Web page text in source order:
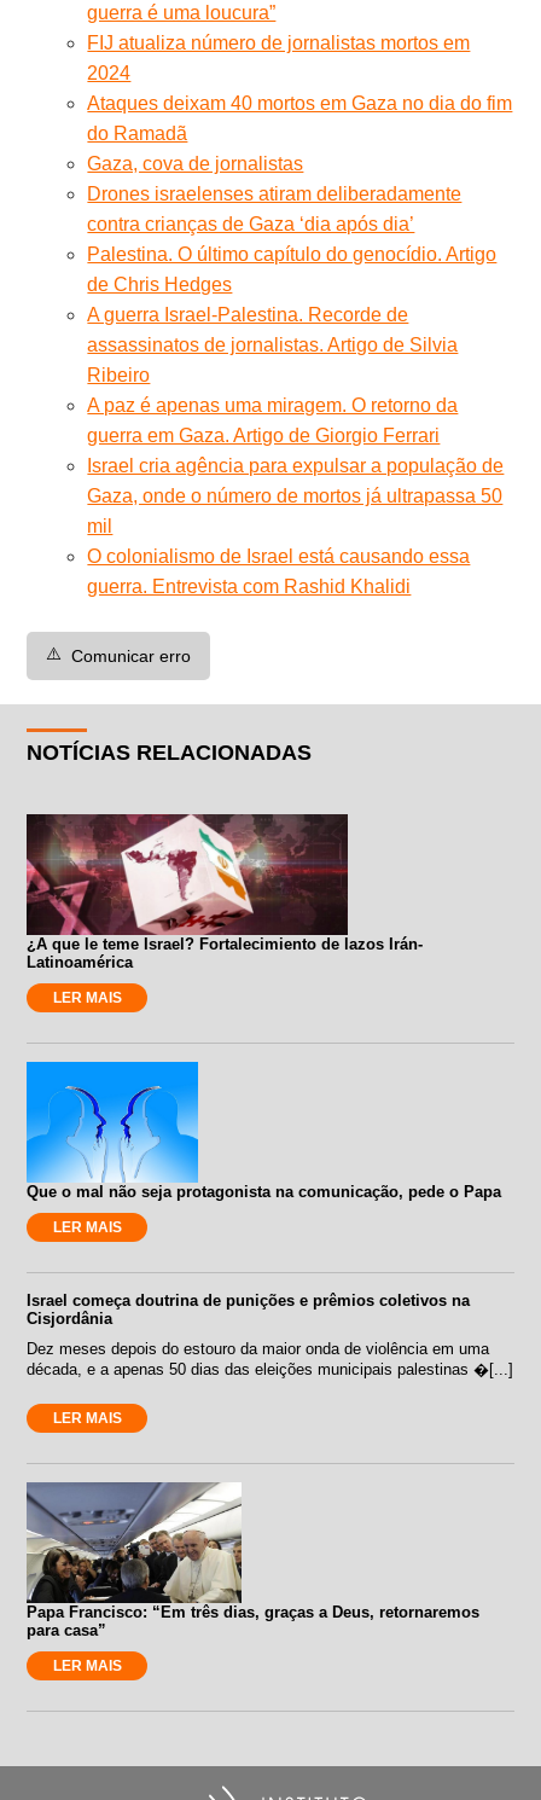
guerra é uma loucura”
FIJ atualiza número de jornalistas mortos em
2024
Ataques deixam 40 mortos em Gaza no dia do fim
do Ramadã
Gaza, cova de jornalistas
Drones israelenses atiram deliberadamente
contra crianças de Gaza ‘dia após dia’
Palestina. O último capítulo do genocídio. Artigo
de Chris Hedges
A guerra Israel-Palestina. Recorde de
assassinatos de jornalistas. Artigo de Silvia
Ribeiro
A paz é apenas uma miragem. O retorno da
guerra em Gaza. Artigo de Giorgio Ferrari
Israel cria agência para expulsar a população de
Gaza, onde o número de mortos já ultrapassa 50
mil
O colonialismo de Israel está causando essa
guerra. Entrevista com Rashid Khalidi
⚠️ Comunicar erro
NOTÍCIAS RELACIONADAS
¿A que le teme Israel? Fortalecimiento de lazos Irán-
Latinoamérica
LER MAIS
Que o mal não seja protagonista na comunicação, pede o Papa
LER MAIS
Israel começa doutrina de punições e prêmios coletivos na
Cisjordânia
Dez meses depois do estouro da maior onda de violência em uma
década, e a apenas 50 dias das eleições municipais palestinas �[...]
LER MAIS
Papa Francisco: “Em três dias, graças a Deus, retornaremos
para casa”
LER MAIS